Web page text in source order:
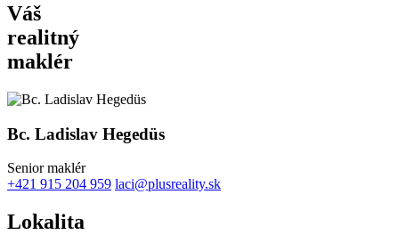
Váš
realitný
maklér
Bc. Ladislav Hegedüs
Senior maklér
+421 915 204 959 laci@plusreality.sk
Lokalita